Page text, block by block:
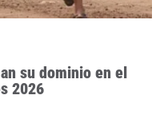
su dominio en el
2026